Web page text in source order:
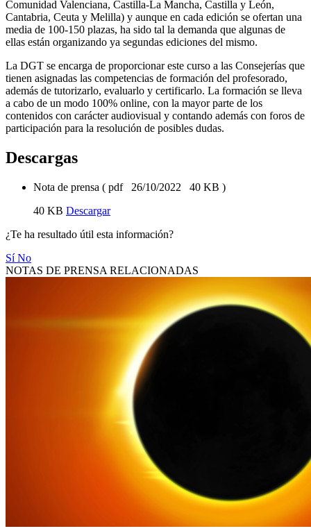
Comunidad Valenciana, Castilla-La Mancha, Castilla y León,
Cantabria, Ceuta y Melilla) y aunque en cada edición se ofertan una
media de 100-150 plazas, ha sido tal la demanda que algunas de
ellas están organizando ya segundas ediciones del mismo.
La DGT se encarga de proporcionar este curso a las Consejerías que
tienen asignadas las competencias de formación del profesorado,
además de tutorizarlo, evaluarlo y certificarlo. La formación se lleva
a cabo de un modo 100% online, con la mayor parte de los
contenidos con carácter audiovisual y contando además con foros de
participación para la resolución de posibles dudas.
Descargas
Nota de prensa ( pdf 26/10/2022 40 KB )
40 KB Descargar
¿Te ha resultado útil esta información?
SíNo
NOTAS DE PRENSA RELACIONADAS